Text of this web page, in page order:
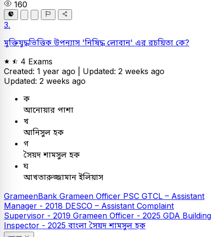
160
3.
মুক্তিযুদ্ধভিত্তিক উপন্যাস 'নিষিদ্ধ লোবান' এর রচয়িতা কে?
4 Exams
Created: 1 year ago | Updated: 2 weeks ago
Updated: 2 weeks ago
ক
আনোয়ার পাশা
খ
আনিসুল হক
গ
সৈয়দ শামসুল হক
ঘ
আখতারুজ্জামান ইলিয়াস
GrameenBank Grameen Officer PSC GTCL – Assistant
Manager - 2018 DESCO – Assistant Complaint
Supervisor - 2019 Grameen Officer - 2025 GDA Building
Inspector - 2025 বাংলা সৈয়দ শামসুল হক